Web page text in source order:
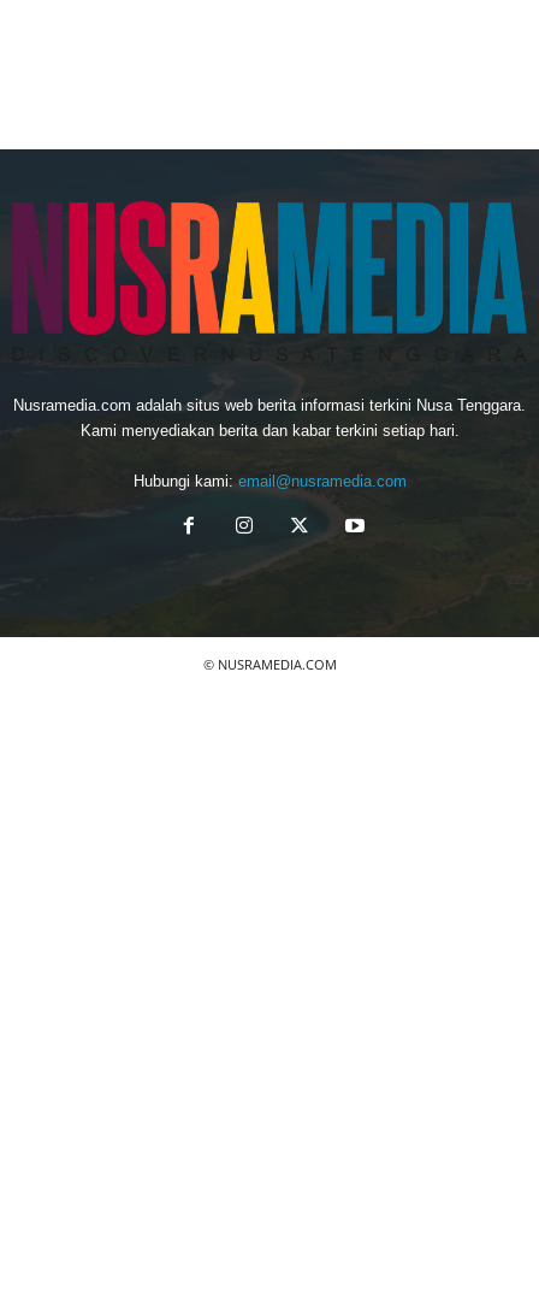
Nusramedia.com adalah situs web berita informasi terkini Nusa Tenggara.
Kami menyediakan berita dan kabar terkini setiap hari.
Hubungi kami: email@nusramedia.com
© NUSRAMEDIA.COM